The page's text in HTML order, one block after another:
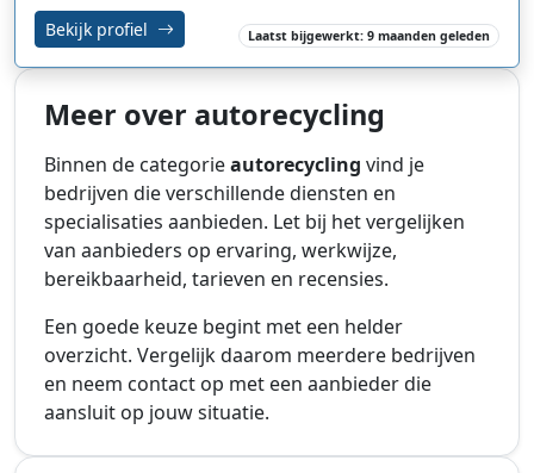
Bekijk profiel Laatst bijgewerkt: 9 maanden geleden
Meer over autorecycling
Binnen de categorieautorecycling vind je
bedrijven die verschillende diensten en
specialisaties aanbieden. Let bij het vergelijken
van aanbieders op ervaring, werkwijze,
bereikbaarheid, tarieven en recensies.
Een goede keuze begint met een helder
overzicht. Vergelijk daarom meerdere bedrijven
en neem contact op met een aanbieder die
aansluit op jouw situatie.